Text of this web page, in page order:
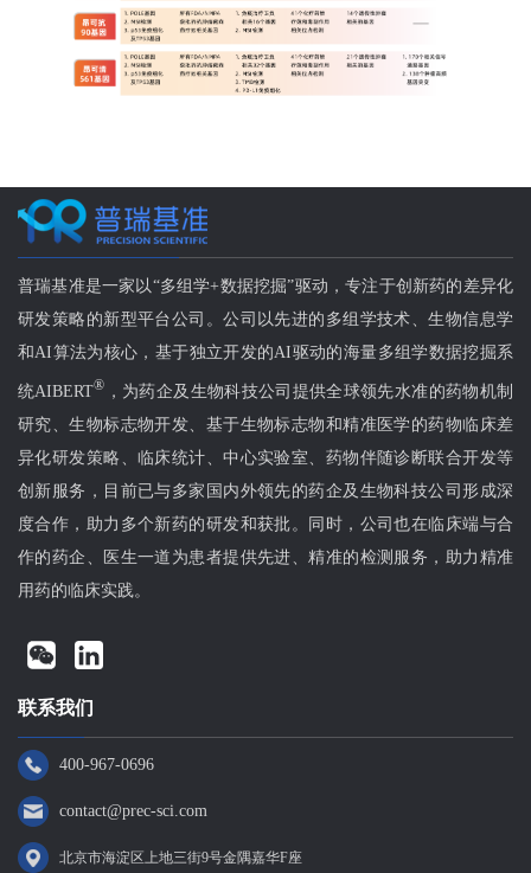
普瑞基准是一家以“多组学+数据挖掘”驱动，专注于创新药的差异化
研发策略的新型平台公司。公司以先进的多组学技术、生物信息学
和AI算法为核心，基于独立开发的AI驱动的海量多组学数据挖掘系
统AIBERT® ，为药企及生物科技公司提供全球领先水准的药物机制
研究、生物标志物开发、基于生物标志物和精准医学的药物临床差
异化研发策略、临床统计、中心实验室、药物伴随诊断联合开发等
创新服务，目前已与多家国内外领先的药企及生物科技公司形成深
度合作，助力多个新药的研发和获批。同时，公司也在临床端与合
作的药企、医生一道为患者提供先进、精准的检测服务，助力精准
用药的临床实践。
联系我们
400-967-0696
contact@prec-sci.com
北京市海淀区上地三街9号金隅嘉华F座